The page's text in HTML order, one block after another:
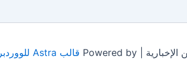
قالب Astra للووردبريس